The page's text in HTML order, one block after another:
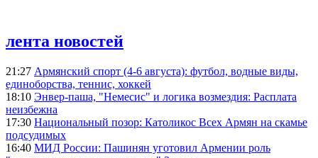
лента новостей
21:27 Армянский спорт (4-6 августа): футбол, водные виды,
единоборства, теннис, хоккей
18:10 Энвер-паша, "Немесис" и логика возмездия: Расплата
неизбежна
17:30 Национальный позор: Католикос Всех Армян на скамье
подсудимых
16:40 МИД России: Пашинян уготовил Армении роль